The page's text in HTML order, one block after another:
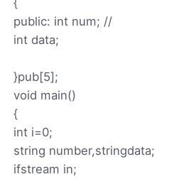
public: int num; //
int data;
}pub[5];
void main()
{
int i=0;
string number,stringdata;
ifstream in;